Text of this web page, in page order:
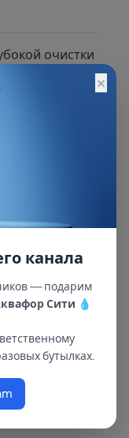
очистки
АН.
белого
смолой
от
3х
воду малой
л) и требует
недели.
×
канала
— подарим
Сити 💧
бутылках.